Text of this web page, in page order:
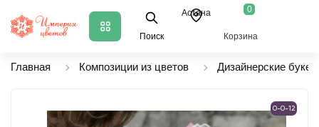
Поиск
Астана 0
Корзина
Главная Композиции из цветов Дизайнерские
0-0-12